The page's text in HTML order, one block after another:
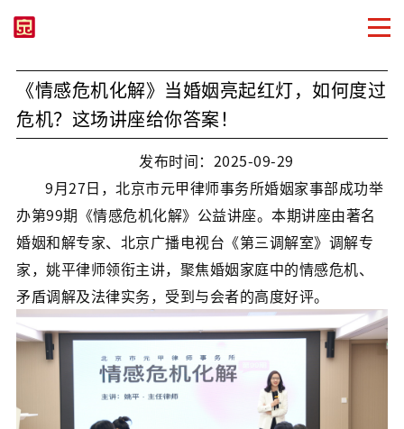
《情感危机化解》当婚姻亮起红灯，如何度过
危机？这场讲座给你答案！
发布时间：2025-09-29
9月27日，北京市元甲律师事务所婚姻家事部成功举
办第99期《情感危机化解》公益讲座。本期讲座由著名
婚姻和解专家、北京广播电视台《第三调解室》调解专
家，姚平律师领衔主讲，聚焦婚姻家庭中的情感危机、
矛盾调解及法律实务，受到与会者的高度好评。